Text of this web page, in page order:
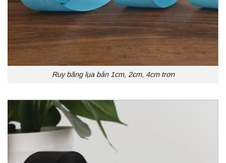
Ruy băng lụa bản 1cm, 2cm, 4cm trơn